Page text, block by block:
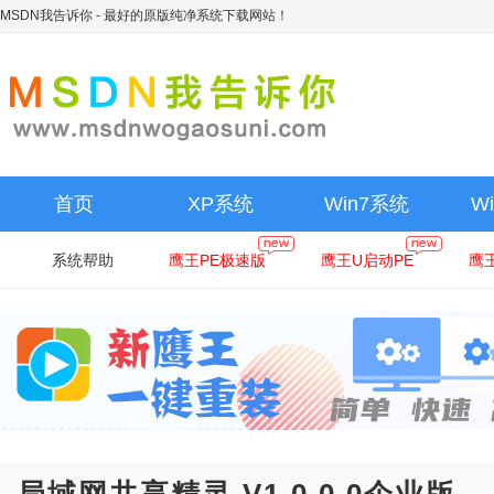
MSDN我告诉你 - 最好的原版纯净系统下载网站！
首页 XP系统 Win7系统
系统帮助 鹰王PE极速版 鹰王U启动PE 鹰